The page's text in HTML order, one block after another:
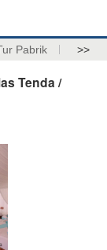
Pabrik >>
Tenda /